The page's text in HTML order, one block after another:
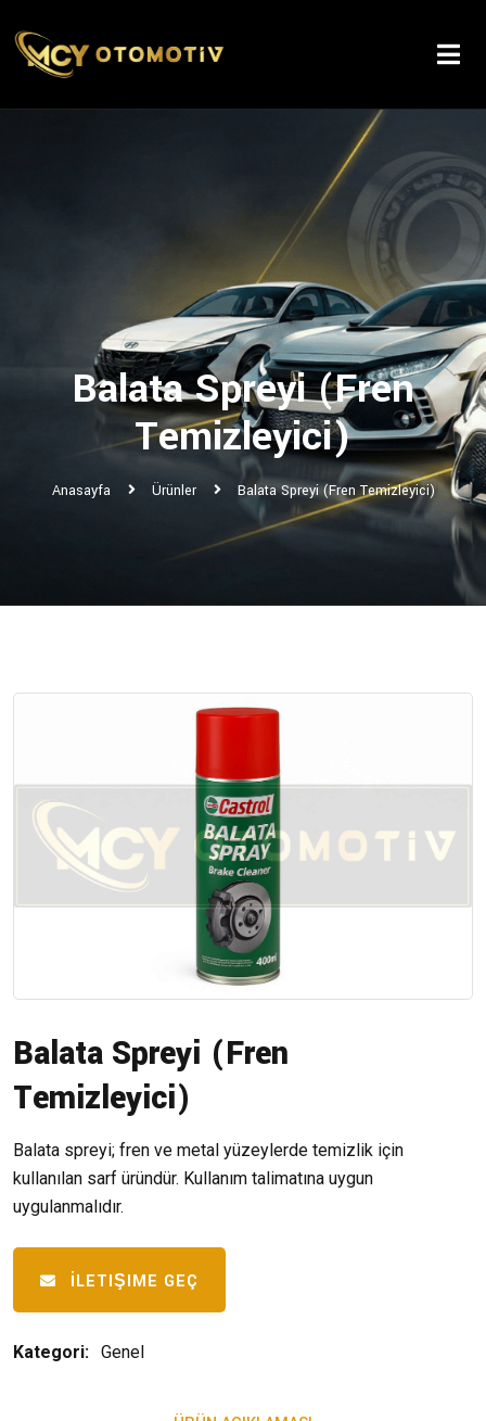
Balata Spreyi (Fren
Temizleyici)
Anasayfa Ürünler Balata Spreyi (Fren Temizleyici)
Balata Spreyi (Fren
Temizleyici)
Balata spreyi; fren ve metal yüzeylerde temizlik için
kullanılan sarf üründür. Kullanım talimatına uygun
uygulanmalıdır.
İLETIŞIME GEÇ
Kategori: Genel